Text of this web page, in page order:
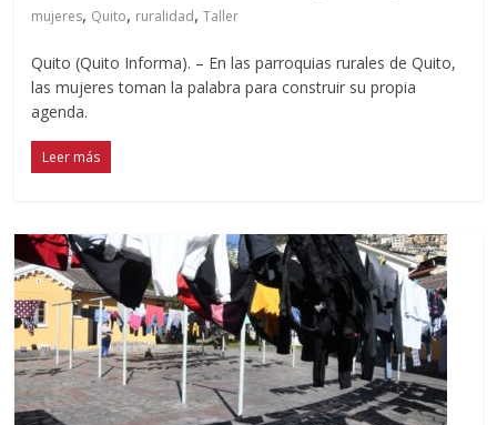
mujeres, Quito, ruralidad,Taller
Quito (Quito Informa). – En las parroquias rurales de Quito,
las mujeres toman la palabra para construir su propia
agenda.
Leer más